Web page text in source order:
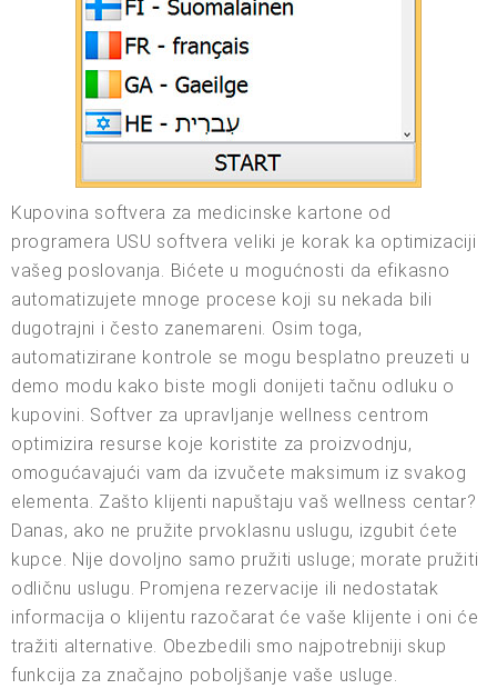
Kupovina softvera za medicinske kartone od
programera USU softvera veliki je korak ka optimizaciji
vašeg poslovanja. Bićete u mogućnosti da efikasno
automatizujete mnoge procese koji su nekada bili
dugotrajni i često zanemareni. Osim toga,
automatizirane kontrole se mogu besplatno preuzeti u
demo modu kako biste mogli donijeti tačnu odluku o
kupovini. Softver za upravljanje wellness centrom
optimizira resurse koje koristite za proizvodnju,
omogućavajući vam da izvučete maksimum iz svakog
elementa. Zašto klijenti napuštaju vaš wellness centar?
Danas, ako ne pružite prvoklasnu uslugu, izgubit ćete
kupce. Nije dovoljno samo pružiti usluge; morate pružiti
odličnu uslugu. Promjena rezervacije ili nedostatak
informacija o klijentu razočarat će vaše klijente i oni će
tražiti alternative. Obezbedili smo najpotrebniji skup
funkcija za značajno poboljšanje vaše usluge.